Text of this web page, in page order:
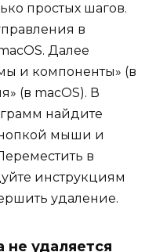
простых шагов.
в
Далее
и компоненты» (в
(в macOS). В
найдите
мыши и
в
инструкциям
удаление.
не удаляется